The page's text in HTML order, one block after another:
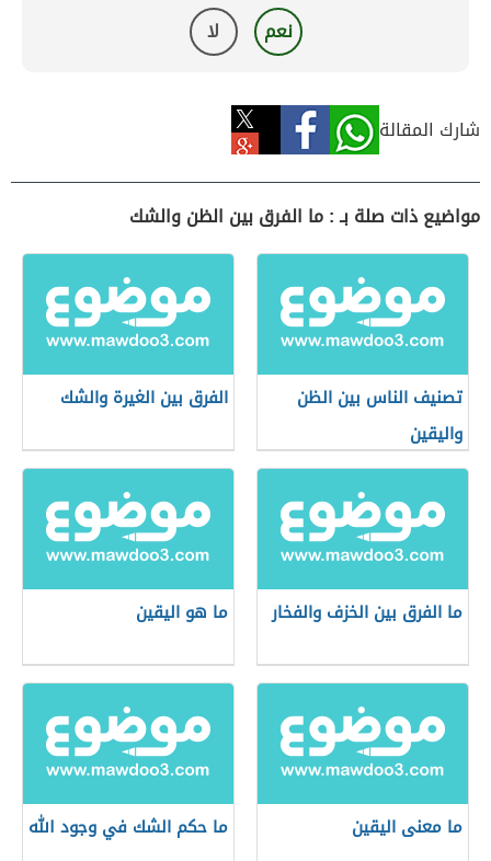
نعم لا
شارك المقالة
مواضيع ذات صلة بـ : ما الفرق بين الظن والشك
تصنيف الناس بين الظن
واليقين
الفرق بين الغيرة والشك
ما الفرق بين الخزف والفخار ما هو اليقين
ما معنى اليقين ما حكم الشك في وجود الله